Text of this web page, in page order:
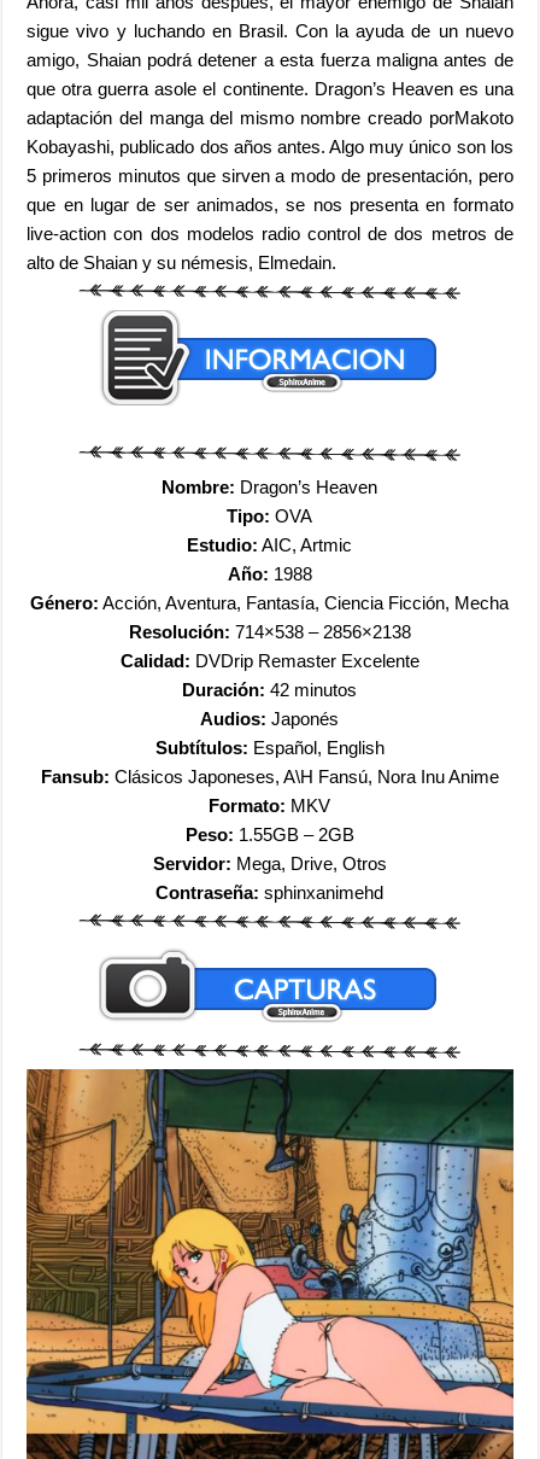
sigue vivo y luchando en Brasil. Con la ayuda de un nuevo
amigo, Shaian podrá detener a esta fuerza maligna antes de
que otra guerra asole el continente. Dragon’s Heaven es una
adaptación del manga del mismo nombre creado porMakoto
Kobayashi, publicado dos años antes. Algo muy único son los
5 primeros minutos que sirven a modo de presentación, pero
que en lugar de ser animados, se nos presenta en formato
live-action con dos modelos radio control de dos metros de
alto de Shaian y su némesis, Elmedain.
Nombre: Dragon’s Heaven
Tipo:OVA
Estudio: AIC, Artmic
Año: 1988
Género: Acción, Aventura, Fantasía, Ciencia Ficción, Mecha
Resolución: 714×538 – 2856×2138
Calidad: DVDrip Remaster Excelente
Duración: 42 minutos
Audios: Japonés
Subtítulos: Español, English
Fansub: Clásicos Japoneses, A\H Fansú, Nora Inu Anime
Formato: MKV
Peso: 1.55GB – 2GB
Servidor: Mega, Drive, Otros
Contraseña:sphinxanimehd